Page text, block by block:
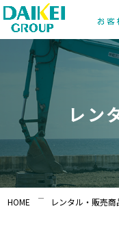
レン
HOME レンタル・販売商